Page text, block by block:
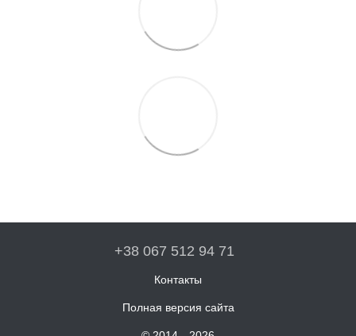
+38 067 512 94 71
Контакты
Полная версия сайта